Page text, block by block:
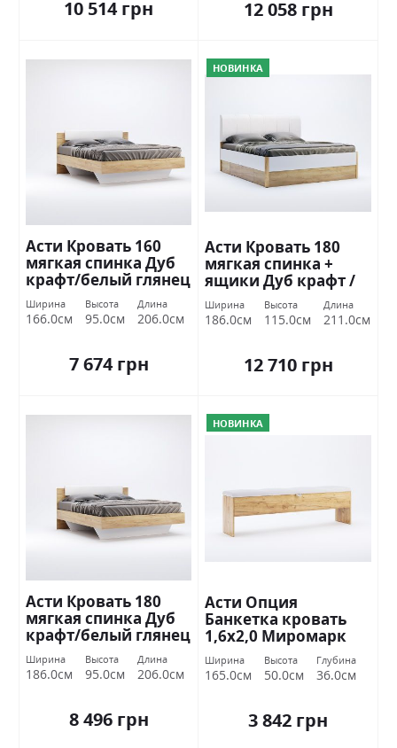
10 514 грн 12 058 грн
Асти Кровать 160
мягкая спинка Дуб
крафт/белый глянец
Миромарк
Ширина
166.0см
Высота
95.0см
Длина
206.0см
7 674 грн
НОВИНКА
Асти Кровать 180
мягкая спинка +
ящики Дуб крафт /
белый глянец
Миромарк
Ширина
186.0см
Высота
115.0см
Длина
211.0см
12 710 грн
Асти Кровать 180
мягкая спинка Дуб
крафт/белый глянец
Миромарк
Ширина
186.0см
Высота
95.0см
Длина
206.0см
8 496 грн
НОВИНКА
Асти Опция
Банкетка кровать
1,6х2,0 Миромарк
Ширина
165.0см
Высота
50.0см
Глубина
36.0см
3 842 грн